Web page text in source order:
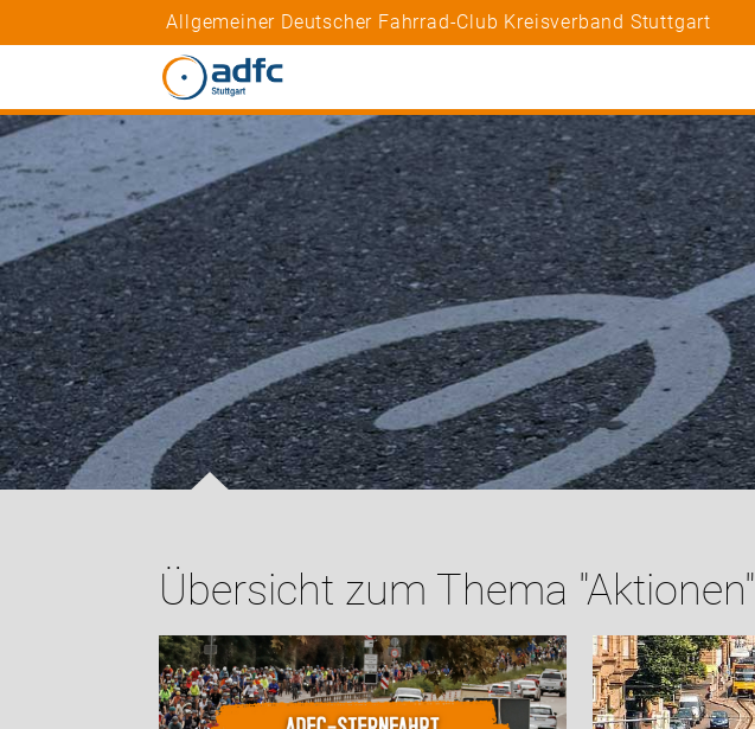
Allgemeiner Deutscher Fahrrad-Club Kreisverband Stuttgart
Übersicht zum Thema "Aktionen"